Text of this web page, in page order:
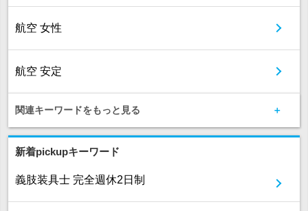
航空 女性
航空 安定
関連キーワードをもっと見る
新着pickupキーワード
義肢装具士 完全週休2日制